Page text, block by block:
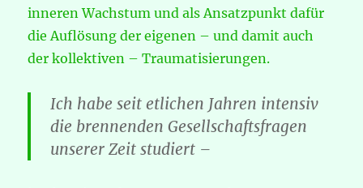
inneren Wachstum und als Ansatzpunkt dafür
die Auflösung der eigenen – und damit auch
der kollektiven – Traumatisierungen.
Ich habe seit etlichen Jahren intensiv
die brennenden Gesellschaftsfragen
unserer Zeit studiert –